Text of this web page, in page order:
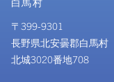
〒399-9301
長野県北安曇郡白馬村
北城3020番地708